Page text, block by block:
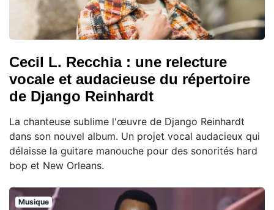
Cecil L. Recchia : une relecture
vocale et audacieuse du répertoire
de Django Reinhardt
La chanteuse sublime l'œuvre de Django Reinhardt
dans son nouvel album. Un projet vocal audacieux qui
délaisse la guitare manouche pour des sonorités hard
bop et New Orleans.
Musique